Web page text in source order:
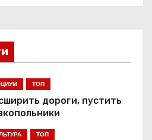
ТОП
дороги, пустить
ТОП